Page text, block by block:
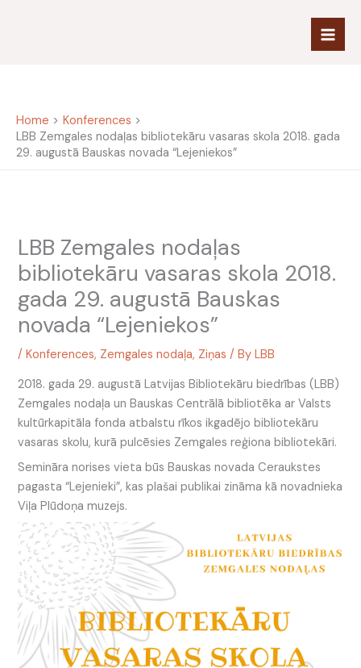
Home
Konferences
LBB Zemgales nodaļas bibliotekāru vasaras skola 2018. gada
29. augustā Bauskas novada “Lejeniekos”
LBB Zemgales nodaļas
bibliotekāru vasaras skola 2018.
gada 29. augustā Bauskas
novada “Lejeniekos”
/Konferences, Zemgales nodaļa, Ziņas / ByLBB
2018. gada 29. augustā Latvijas Bibliotekāru biedrības (LBB)
Zemgales nodaļa un Bauskas Centrālā bibliotēka ar Valsts
kultūrkapitāla fonda atbalstu rīkos ikgadējo bibliotekāru
vasaras skolu, kurā pulcēsies Zemgales reģiona bibliotekāri.
Semināra norises vieta būs Bauskas novada Ceraukstes
pagasta “Lejenieki”, kas plašai publikai zināma kā novadnieka
Viļa Plūdoņa muzejs.